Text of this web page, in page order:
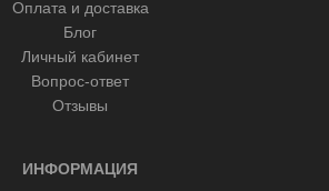
Оплата и доставка
Блог
Личный кабинет
Вопрос-ответ
Отзывы
ИНФОРМАЦИЯ